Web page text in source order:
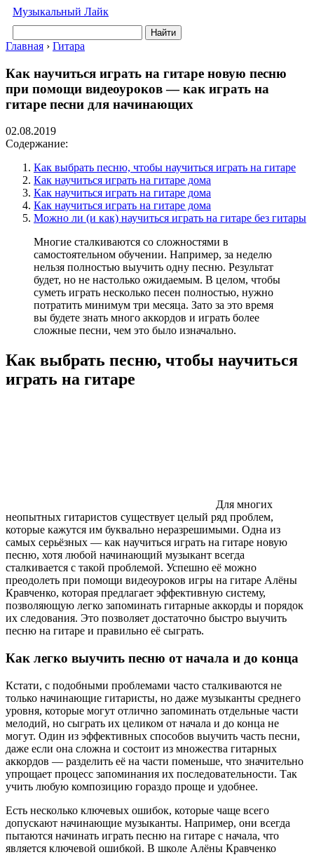
Музыкальный Лайк
Найти
Главная › Гитара
Как научиться играть на гитаре новую песню
при помощи видеоуроков — как играть на
гитаре песни для начинающих
02.08.2019
Содержание:
Как выбрать песню, чтобы научиться играть на гитаре
Как научиться играть на гитаре дома
Как научиться играть на гитаре дома
Как научиться играть на гитаре дома
Можно ли (и как) научиться играть на гитаре без гитары
Многие сталкиваются со сложностями в
самостоятельном обучении. Например, за неделю
нельзя полностью выучить одну песню. Результат
будет, но не настолько ожидаемым. В целом, чтобы
суметь играть несколько песен полностью, нужно
потратить минимум три месяца. Зато за это время
вы будете знать много аккордов и играть более
сложные песни, чем это было изначально.
Как выбрать песню, чтобы научиться
играть на гитаре
Для многих
неопытных гитаристов существует целый ряд проблем,
которые кажутся им буквально неразрешимыми. Одна из
самых серьёзных — как научиться играть на гитаре новую
песню, хотя любой начинающий музыкант всегда
сталкивается с такой проблемой. Успешно её можно
преодолеть при помощи видеоуроков игры на гитаре Алёны
Кравченко, которая предлагает эффективную систему,
позволяющую легко запоминать гитарные аккорды и порядок
их следования. Это позволяет достаточно быстро выучить
песню на гитаре и правильно её сыграть.
Как легко выучить песню от начала и до конца
Кстати, с подобными проблемами часто сталкиваются не
только начинающие гитаристы, но даже музыканты среднего
уровня, которые могут отлично запоминать отдельные части
мелодий, но сыграть их целиком от начала и до конца не
могут. Один из эффективных способов выучить часть песни,
даже если она сложна и состоит из множества гитарных
аккордов — разделить её на части поменьше, что значительно
упрощает процесс запоминания их последовательности. Так
учить любую композицию гораздо проще и удобнее.
Есть несколько ключевых ошибок, которые чаще всего
допускают начинающие музыканты. Например, они всегда
пытаются начинать играть песню на гитаре с начала, что
является ключевой ошибкой. В школе Алёны Кравченко